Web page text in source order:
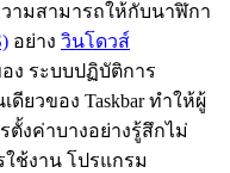
ามสามารถให้กับนาฬิกา
อย่าง วินโดวส์
ง ระบบปฏิบัติการ
ดียวของ Taskbar ทำให้ผู้
งค่าบางอย่างรู้สึกไม่
ช้งาน โปรแกรม